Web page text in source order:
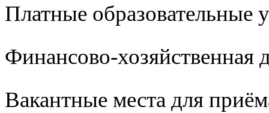
Платные образовательные
Финансово-хозяйственная
Вакантные места для